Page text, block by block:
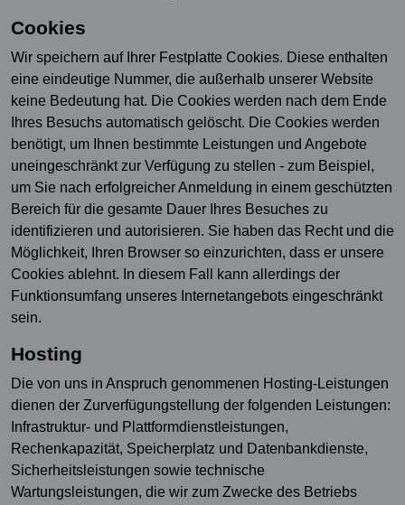
Cookies
Wir speichern auf Ihrer Festplatte Cookies. Diese enthalten
eine eindeutige Nummer, die außerhalb unserer Website
keine Bedeutung hat. Die Cookies werden nach dem Ende
Ihres Besuchs automatisch gelöscht. Die Cookies werden
benötigt, um Ihnen bestimmte Leistungen und Angebote
uneingeschränkt zur Verfügung zu stellen - zum Beispiel,
um Sie nach erfolgreicher Anmeldung in einem geschützten
Bereich für die gesamte Dauer Ihres Besuches zu
identifizieren und autorisieren. Sie haben das Recht und die
Möglichkeit, Ihren Browser so einzurichten, dass er unsere
Cookies ablehnt. In diesem Fall kann allerdings der
Funktionsumfang unseres Internetangebots eingeschränkt
sein.
Hosting
Die von uns in Anspruch genommenen Hosting-Leistungen
dienen der Zurverfügungstellung der folgenden Leistungen:
Infrastruktur- und Plattformdienstleistungen,
Rechenkapazität, Speicherplatz und Datenbankdienste,
Sicherheitsleistungen sowie technische
Wartungsleistungen, die wir zum Zwecke des Betriebs